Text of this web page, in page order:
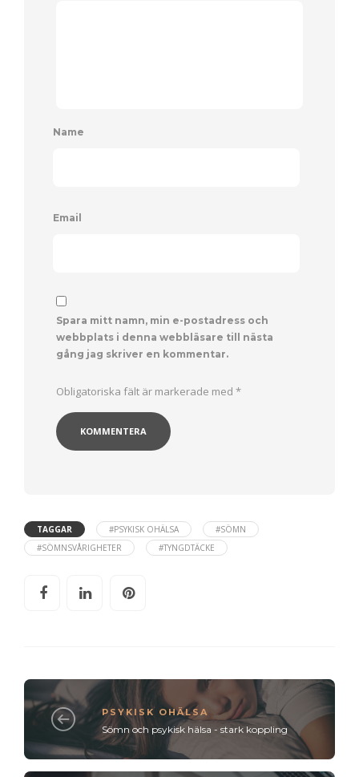
Name
Email
Spara mitt namn, min e-postadress och
webbplats i denna webbläsare till nästa
gång jag skriver en kommentar.
Obligatoriska fält är markerade med *
TAGGAR #PSYKISK OHÄLSA
#SÖMN
#SÖMNSVÅRIGHETER
#TYNGDTÄCKE
PSYKISK OHÄLSA
Sömn och psykisk hälsa - stark koppling